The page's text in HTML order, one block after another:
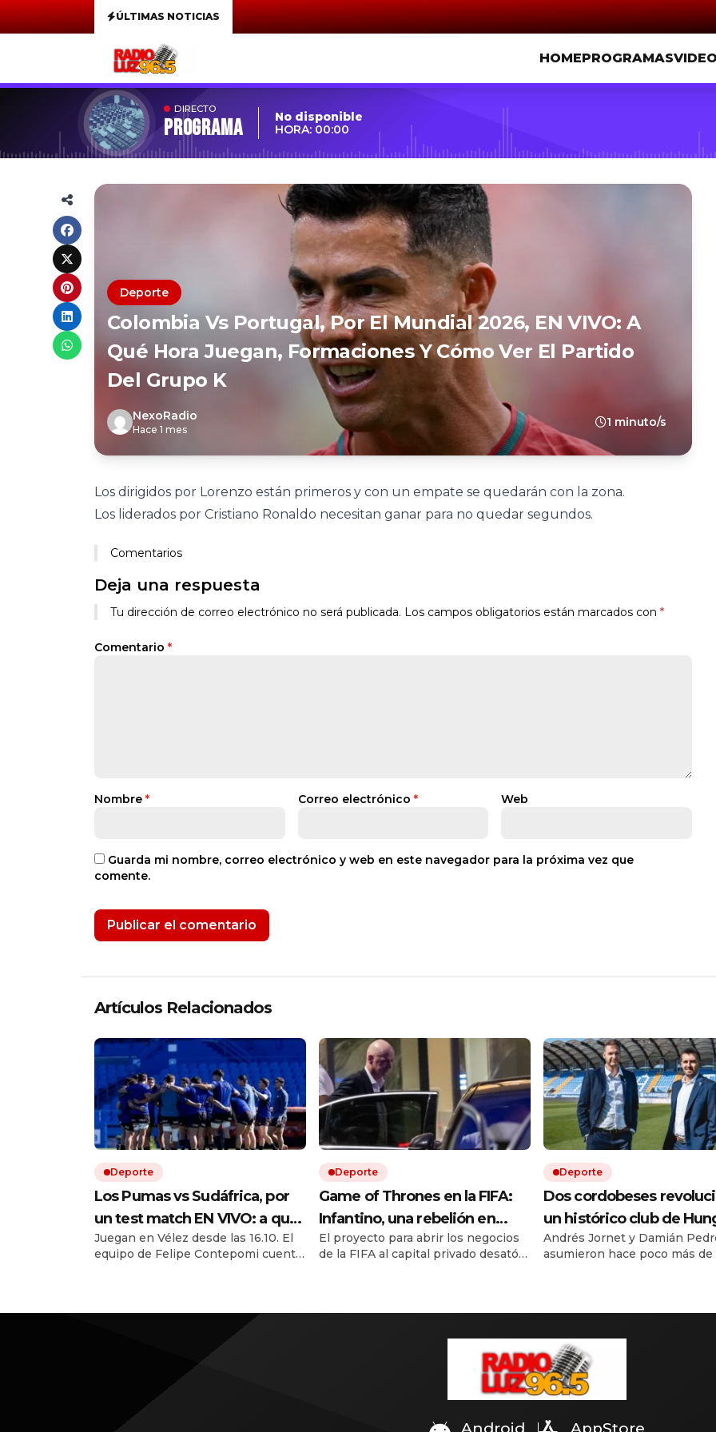
ÚLTIMAS NOTICIAS
HOMEPROGRAMAS
DIRECTO
Programa
No disponible
HORA: 00:00
Deporte
Colombia Vs Portugal, Por El Mundial 2026, EN VIVO: A
Qué Hora Juegan, Formaciones Y Cómo Ver El Partido
Del Grupo K
NexoRadio
Hace 1 mes
1 minuto/s
Los dirigidos por Lorenzo están primeros y con un empate se quedarán con la zona.
Los liderados por Cristiano Ronaldo necesitan ganar para no quedar segundos.
Comentarios
Deja una respuesta
Tu dirección de correo electrónico no será publicada. Los campos obligatorios están marcados con *
Comentario *
Nombre * Correo electrónico * Web
Guarda mi nombre, correo electrónico y web en este navegador para la próxima vez que
comente.
Artículos Relacionados
Deporte
Los Pumas vs Sudáfrica, por
un test match EN VIVO: a qué
hora juegan, formaciones y
cómo ver el partido
Juegan en Vélez desde las 16.10. El
equipo de Felipe Contepomi cuenta
Deporte
Game of Thrones en la FIFA:
Infantino, una rebelión en
marcha y la batalla por el trono
El proyecto para abrir los negocios
de la FIFA al capital privado desató
cierran filas alrededor de su
Deporte
Dos cordobeses
un histórico club de
con una fórmula
Andrés Jornet y Damián
asumieron hace poco más de
El proyecto apuesta por
cuatro compatriotas en el